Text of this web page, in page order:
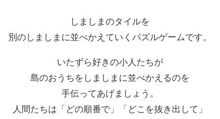
しましまのタイルを
別のしましまに並べかえていくパズルゲームです。
いたずら好きの小人たちが
島のおうちをしましまに並べかえるのを
手伝ってあげましょう。
人間たちは「どの順番で」「どこを抜き出して」